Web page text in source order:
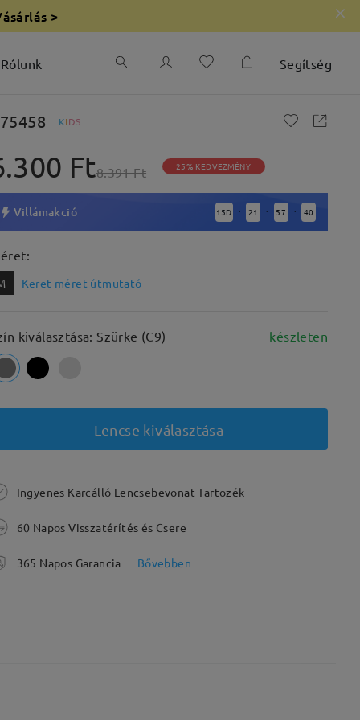
>
Rólunk Segítség
KIDS
Ft8.391 Ft 25% KEDVEZMÉNY
Villámakció 15D : 21 : 57 : 39
Keret méret útmutató
kiválasztása: Szürke (C9) készleten
Lencse kiválasztása
Ingyenes Karcálló Lencsebevonat Tartozék
60 Napos Visszatérítés és Csere
365 Napos Garancia Bővebben